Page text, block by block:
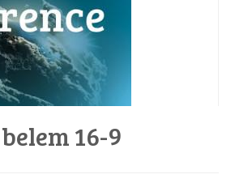
16-9